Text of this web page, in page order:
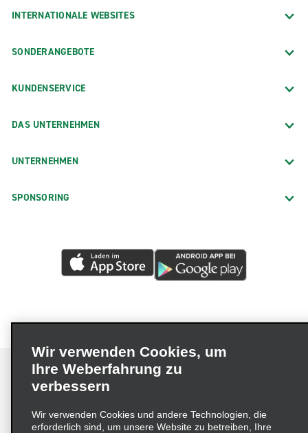
INTERNATIONALE WEBSITES
SONDERANGEBOTE
KUNDENSERVICE
DAS UNTERNEHMEN
UNTERNEHMEN
SPONSORING
Impressum Nutzungsbedingungen
Datenschutzrichtlinie
Wir verwenden Cookies, um
Ihre Weberfahrung zu
verbessern
Wir verwenden Cookies und andere Technologien, die
erforderlich sind, um unsere Website zu betreiben, Ihre